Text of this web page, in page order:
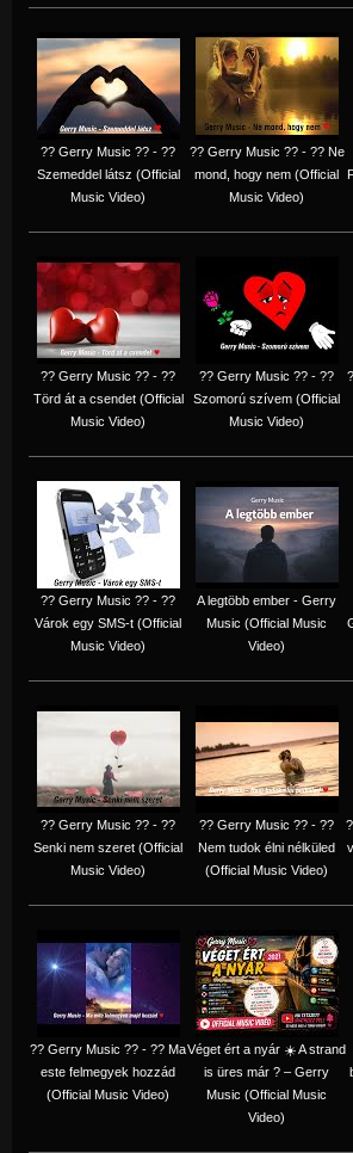
?? Gerry Music ?? - ??
Szemeddel látsz (Official
Music Video)
?? Gerry Music ?? - ?? Ne
mond, hogy nem (Official
Music Video)
?? Gerry Music ?? - ??
Törd át a csendet (Official
Music Video)
?? Gerry Music ?? - ??
Szomorú szívem (Official
Music Video)
?? Gerry Music ?? - ??
Várok egy SMS-t (Official
Music Video)
A legtöbb ember - Gerry
Music (Official Music
Video)
?? Gerry Music ?? - ??
Senki nem szeret (Official
Music Video)
?? Gerry Music ?? - ??
Nem tudok élni nélküled
(Official Music Video)
?? Gerry Music ?? - ?? Ma
este felmegyek hozzád
(Official Music Video)
Véget ért a nyár ☀️ A strand
is üres már ? – Gerry
Music (Official Music
Video)